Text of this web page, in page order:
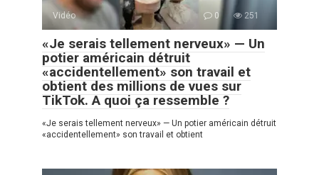
Vidéo 0 251
«Je serais tellement nerveux» — Un
potier américain détruit
«accidentellement» son travail et
obtient des millions de vues sur
TikTok. A quoi ça ressemble ?
«Je serais tellement nerveux» — Un potier américain détruit
«accidentellement» son travail et obtient